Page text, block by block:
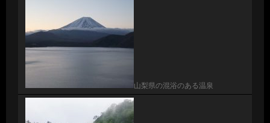
山梨県の混浴のある温泉